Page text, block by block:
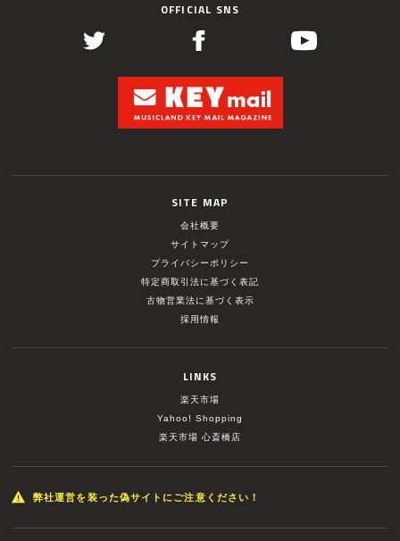
OFFICIAL SNS
SITE MAP
会社概要
サイトマップ
プライバシーポリシー
特定商取引法に基づく表記
古物営業法に基づく表示
採用情報
LINKS
楽天市場
Yahoo! Shopping
楽天市場 心斎橋店
弊社運営を装った偽サイトにご注意ください！